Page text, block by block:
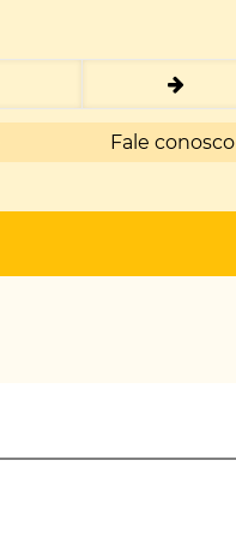
Fale conosco